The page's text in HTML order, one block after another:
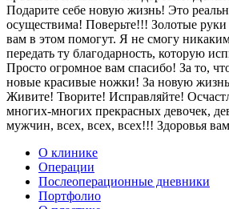
Подарите себе новую жизнь! Это
осуществима! Поверьте!!! Золотые
вам в этом помогут. Я не смогу
передать ту благодарность, которую
Просто огромное вам спасибо! За то,
новые красивые ножки! За новую
Живите! Творите! Исправляйте!
многих-многих прекрасных девочек,
мужчин, всех, всех, всех!!! Здоровья
О клинике
Операции
Послеоперационные дневники
Портфолио